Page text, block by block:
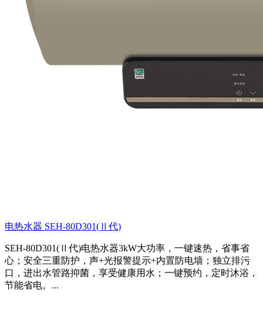
电热水器 SEH-80D301(Ⅱ代)
SEH-80D301(Ⅱ代)电热水器3kW大功率，一键速热，省事省
心；安全三重防护，声+光报警提示+内置防电墙；独立排污
口，进出水管路抑菌，享受健康用水；一键预约，定时沐浴，
节能省电。...